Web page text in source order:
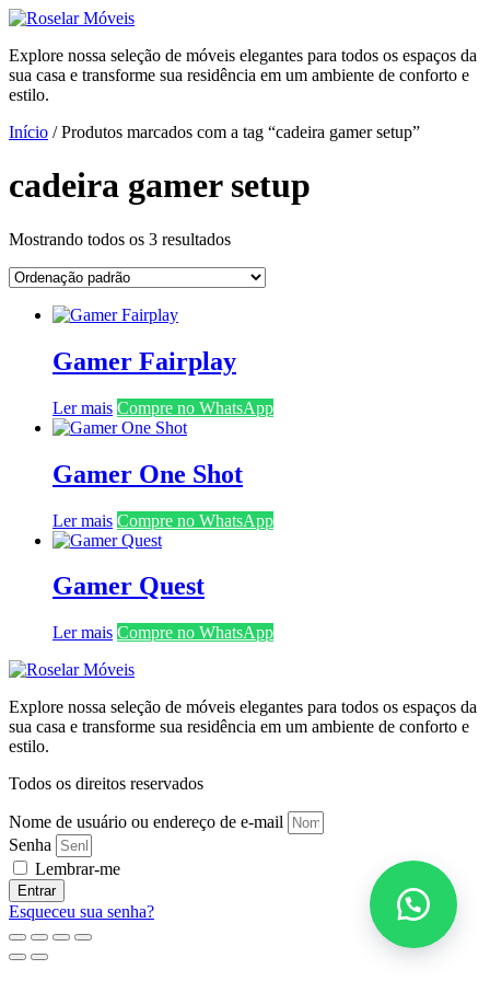
Ir
o
conteúdo
Explore nossa seleção de móveis elegantes para todos os espaços da
sua casa e transforme sua residência em um ambiente de conforto e
estilo.
Início / Produtos marcados com a tag “cadeira gamer setup”
cadeira gamer setup
Mostrando todos os 3 resultados
Gamer Fairplay
Ler mais Compre no WhatsApp
Gamer One Shot
Ler mais Compre no WhatsApp
Gamer Quest
Ler mais Compre no WhatsApp
Explore nossa seleção de móveis elegantes para todos os espaços da
sua casa e transforme sua residência em um ambiente de conforto e
estilo.
Todos os direitos reservados
Nome de usuário ou endereço de e-mail
Senha
Lembrar-me
Entrar
Esqueceu sua senha?